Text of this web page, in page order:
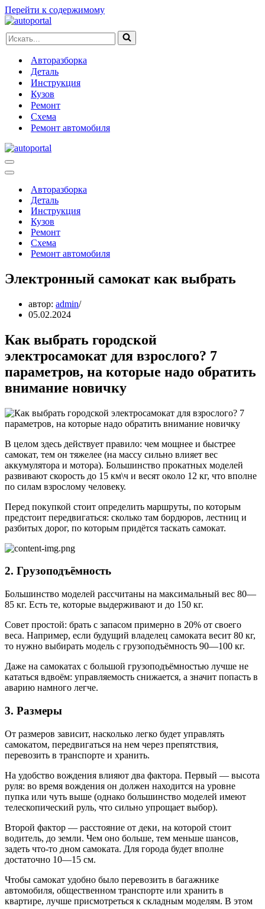
Перейти к содержимому
Искать...
Авторазборка
Деталь
Инструкция
Кузов
Ремонт
Схема
Ремонт автомобиля
Меню
навигации
Меню
навигацииАвторазборка
Деталь
Инструкция
Кузов
Ремонт
Схема
Ремонт автомобиля
Электронный самокат как выбрать
автор: admin
05.02.2024
Как выбрать городской
электросамокат для взрослого? 7
параметров, на которые надо обратить
внимание новичку
В целом здесь действует правило: чем мощнее и быстрее
самокат, тем он тяжелее (на массу сильно влияет вес
аккумулятора и мотора). Большинство прокатных моделей
развивают скорость до 15 км\ч и весят около 12 кг, что вполне
по силам взрослому человеку.
Перед покупкой стоит определить маршруты, по которым
предстоит передвигаться: сколько там бордюров, лестниц и
разбитых дорог, по которым придётся таскать самокат.
2. Грузоподъёмность
Большинство моделей рассчитаны на максимальный вес 80—
85 кг. Есть те, которые выдерживают и до 150 кг.
Совет простой: брать с запасом примерно в 20% от своего
веса. Например, если будущий владелец самоката весит 80 кг,
то нужно выбирать модель с грузоподъёмность 90—100 кг.
Даже на самокатах с большой грузоподъёмностью лучше не
кататься вдвоём: управляемость снижается, а значит попасть в
аварию намного легче.
3. Размеры
От размеров зависит, насколько легко будет управлять
самокатом, передвигаться на нем через препятствия,
перевозить в транспорте и хранить.
На удобство вождения влияют два фактора. Первый — высота
руля: во время вождения он должен находится на уровне
пупка или чуть выше (однако большинство моделей имеют
телескопический руль, что сильно упрощает выбор).
Второй фактор — расстояние от деки, на которой стоит
водитель, до земли. Чем оно больше, тем меньше шансов,
задеть что-то дном самоката. Для города будет вполне
достаточно 10—15 см.
Чтобы самокат удобно было перевозить в багажнике
автомобиля, общественном транспорте или хранить в
квартире, лучше присмотреться к складным моделям. В этом